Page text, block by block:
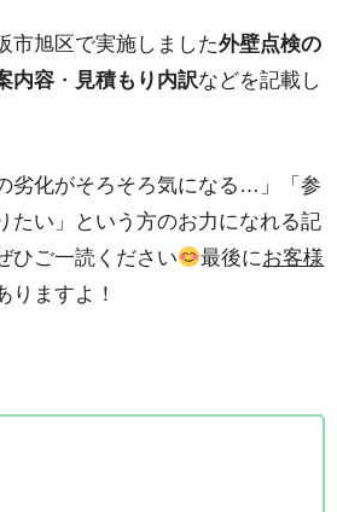
市旭区で実施しました外壁点検の
内容 ・ 見積もり内訳などを記載し
劣化がそろそろ気になる…」「参
たい」という方のお力になれる記
ひご一読ください
最後にお客様
りますよ！